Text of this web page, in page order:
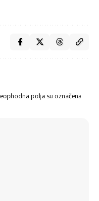
polja su označena